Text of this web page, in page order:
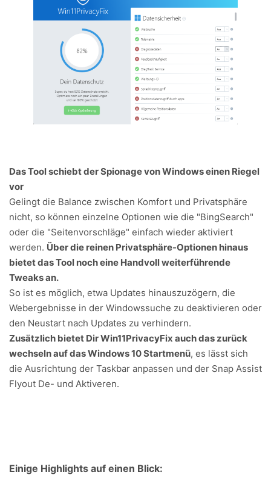
Das Tool schiebt der Spionage von Windows einen Riegel
vor
Gelingt die Balance zwischen Komfort und Privatsphäre
nicht, so können einzelne Optionen wie die "BingSearch"
oder die "Seitenvorschläge" einfach wieder aktiviert
werden. Über die reinen Privatsphäre-Optionen hinaus
bietet das Tool noch eine Handvoll weiterführende
Tweaks an.
So ist es möglich, etwa Updates hinauszuzögern, die
Webergebnisse in der Windowssuche zu deaktivieren oder
den Neustart nach Updates zu verhindern.
Zusätzlich bietet Dir Win11PrivacyFix auch das zurück
wechseln auf das Windows 10 Startmenü, es lässt sich
die Ausrichtung der Taskbar anpassen und der Snap Assist
Flyout De- und Aktiveren.
Einige Highlights auf einen Blick: